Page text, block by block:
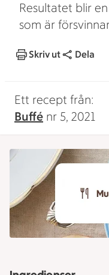
Resultatet blir
som är
Skriv ut Dela
Ett recept från:
Buffé nr 5, 2021